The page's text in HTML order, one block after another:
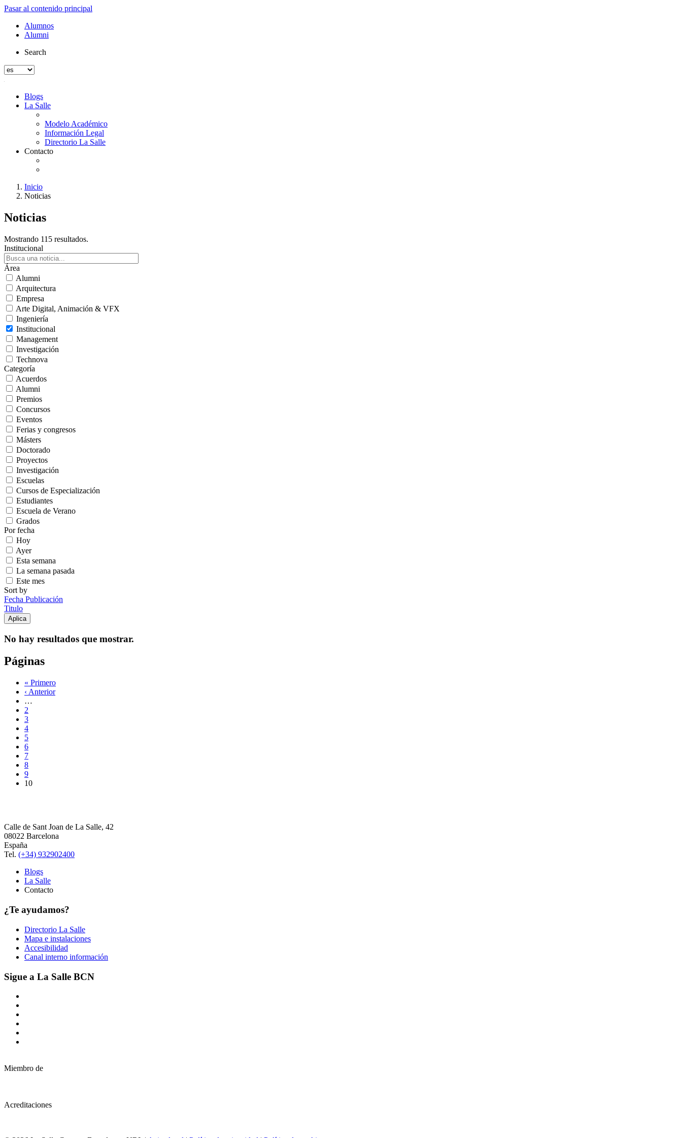
Pasar al contenido principal
Alumnos
Alumni
Search
Blogs
La Salle
Modelo Académico
Información Legal
Directorio La Salle
Contacto
Inicio
Noticias
Noticias
Mostrando 115 resultados.
Institucional
Área
Alumni
Arquitectura
Empresa
Arte Digital, Animación & VFX
Ingeniería
Institucional
Management
Investigación
Technova
Categoría
Acuerdos
Alumni
Premios
Concursos
Eventos
Ferias y congresos
Másters
Doctorado
Proyectos
Investigación
Escuelas
Cursos de Especialización
Estudiantes
Escuela de Verano
Grados
Por fecha
Hoy
Ayer
Esta semana
La semana pasada
Este mes
Sort by
Fecha Publicación
Titulo
No hay resultados que mostrar.
Páginas
« Primero
‹ Anterior
…
2
3
4
5
6
7
8
9
10
Calle de Sant Joan de La Salle, 42
08022 Barcelona
España
Tel. (+34) 932902400
Blogs
La Salle
Contacto
¿Te ayudamos?
Directorio La Salle
Mapa e instalaciones
Accesibilidad
Canal interno información
Sigue a La Salle BCN
Miembro de
Acreditaciones